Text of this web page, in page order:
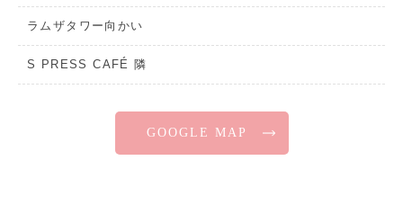
ラムザタワー向かい
S PRESS CAFÉ 隣
GOOGLE MAP